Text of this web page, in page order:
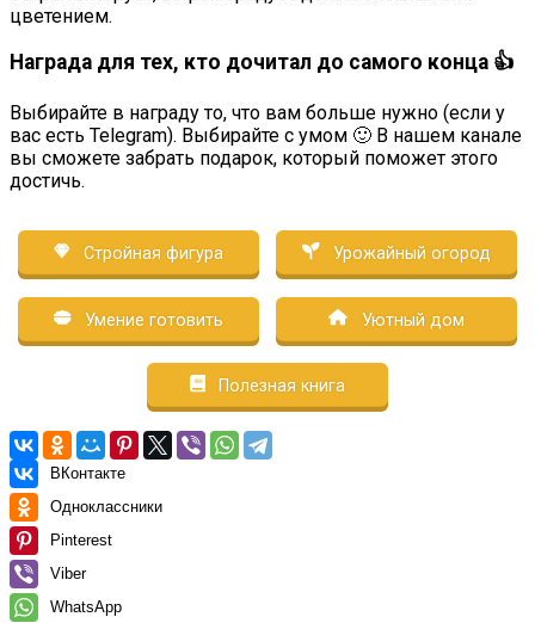
цветением.
Награда для тех, кто дочитал до самого конца 👍
Выбирайте в награду то, что вам больше нужно (если у
вас есть Telegram). Выбирайте с умом 🙂 В нашем канале
вы сможете забрать подарок, который поможет этого
достичь.
Стройная фигура Урожайный огород
Умение готовить Уютный дом
Полезная книга
ВКонтакте
Одноклассники
Pinterest
Viber
WhatsApp